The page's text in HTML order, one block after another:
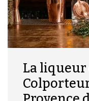
La liqueur